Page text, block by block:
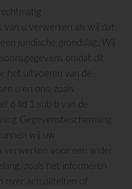
van u verwerken als wij dat
juridische grondslag. Wij
omdat dit
het uitvoeren van de
u en ons, zoals
6 lid 1 sub b van de
Gegevensbescherming
wij uw
verwerken voor een ander
zoals het informeren
over actualiteiten of